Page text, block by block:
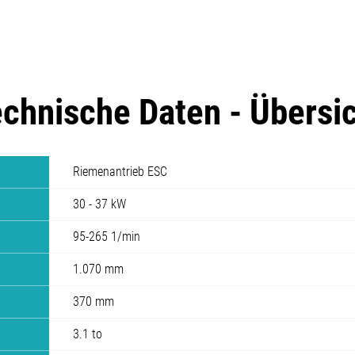
Daten -
Riemenantrieb ESC
30 - 37 kW
95-265 1/min
1.070 mm
370 mm
3.1 to